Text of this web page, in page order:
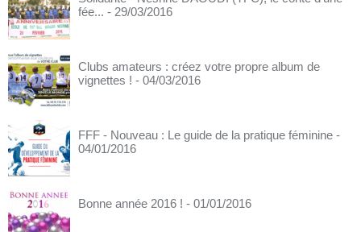
fée... - 29/03/2016
Clubs amateurs : créez votre propre album de
vignettes ! - 04/03/2016
FFF - Nouveau : Le guide de la pratique féminine -
04/01/2016
Bonne année 2016 ! - 01/01/2016